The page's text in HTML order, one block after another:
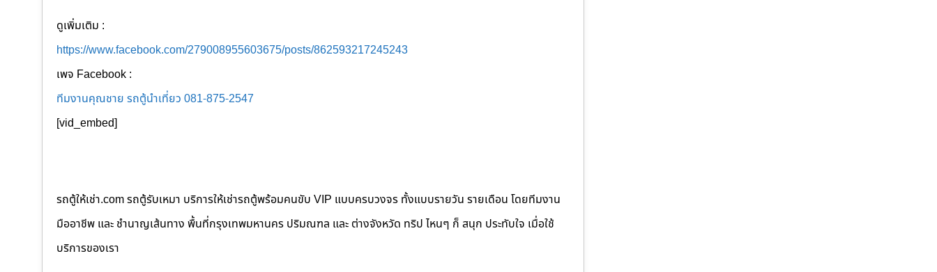
ดูเพิ่มเติม :
https://www.facebook.com/279008955603675/posts/862593217245243
เพจ Facebook :
ทีมงานคุณชาย รถตู้นำเที่ยว 081-875-2547
[vid_embed]
รถตู้ให้เช่า.com รถตู้รับเหมา บริการให้เช่ารถตู้พร้อมคนขับ VIP แบบครบวงจร ทั้งแบบรายวัน รายเดือน โดยทีมงาน
มืออาชีพ และ ชำนาญเส้นทาง พื้นที่กรุงเทพมหานคร ปริมณฑล และ ต่างจังหวัด ทริป ไหนๆ ก็ สนุก ประทับใจ เมื่อใช้
บริการของเรา